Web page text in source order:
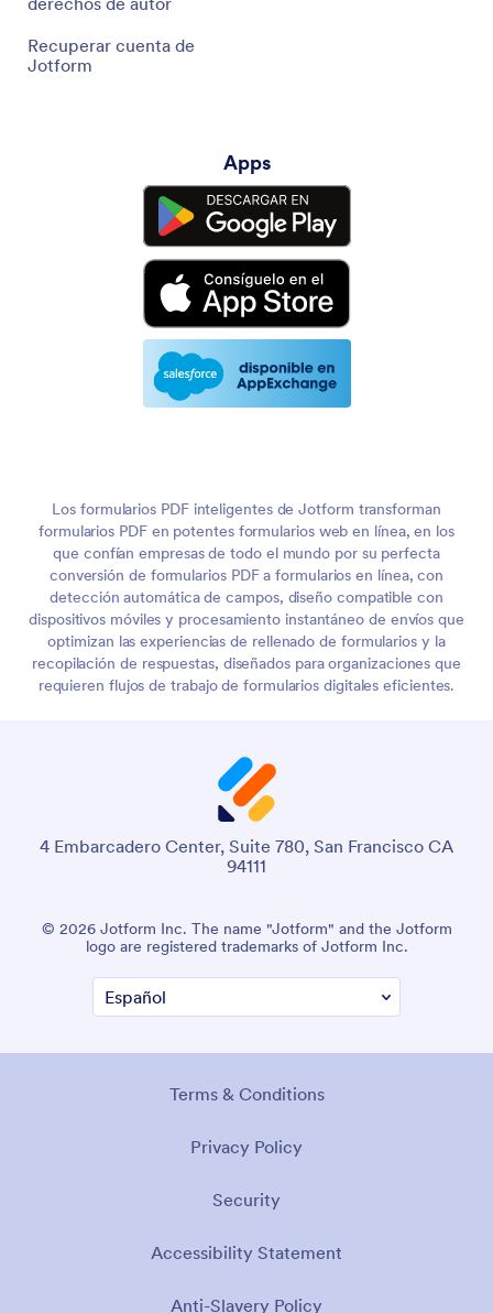
Recuperar cuenta de
Jotform
Apps
Los formularios PDF inteligentes de Jotform transforman
formularios PDF en potentes formularios web en línea, en los
que confían empresas de todo el mundo por su perfecta
conversión de formularios PDF a formularios en línea, con
detección automática de campos, diseño compatible con
dispositivos móviles y procesamiento instantáneo de envíos que
optimizan las experiencias de rellenado de formularios y la
recopilación de respuestas, diseñados para organizaciones que
requieren flujos de trabajo de formularios digitales eficientes.
4 Embarcadero Center, Suite 780, San Francisco CA
94111
© 2026 Jotform Inc. The name "Jotform" and the Jotform
logo are registered trademarks of Jotform Inc.
Terms & Conditions
Privacy Policy
Security
Accessibility Statement
Anti-Slavery Policy